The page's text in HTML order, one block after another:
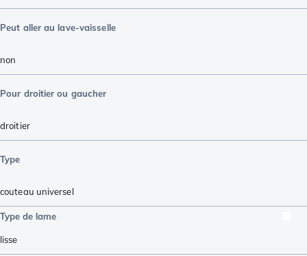
Peut aller au lave-vaisselle
non
Pour droitier ou gaucher
droitier
Type
couteau universel
Type de lame
lisse